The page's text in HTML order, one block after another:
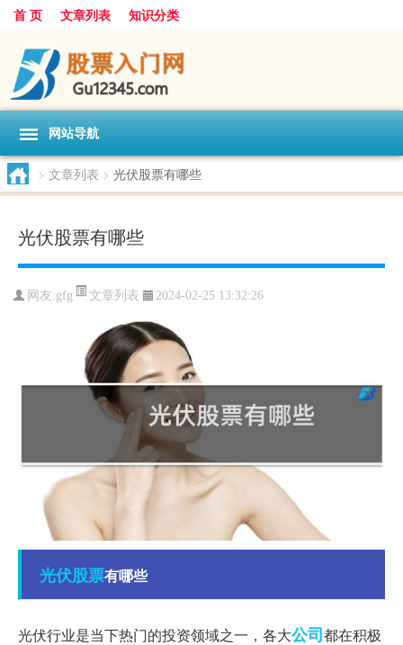
首 页 文章列表 知识分类
网站导航
> 文章列表 > 光伏股票有哪些
光伏股票有哪些
网友:gfg 文章列表 2024-02-25 13:32:26
光伏股票有哪些
光伏行业是当下热门的投资领域之一，各大公司都在积极